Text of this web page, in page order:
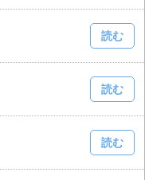
読む
読む
読む